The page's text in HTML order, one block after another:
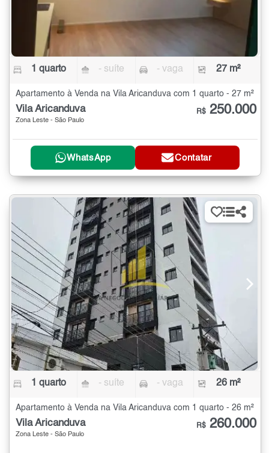
1 quarto - suíte - vaga 27 m²
Apartamento à Venda na Vila Aricanduva com 1 quarto - 27 m²
Vila Aricanduva
Zona Leste - São Paulo
R$ 250.000
WhatsApp Contatar
1 quarto - suíte - vaga 26 m²
Apartamento à Venda na Vila Aricanduva com 1 quarto - 26 m²
Vila Aricanduva
Zona Leste - São Paulo
R$ 260.000